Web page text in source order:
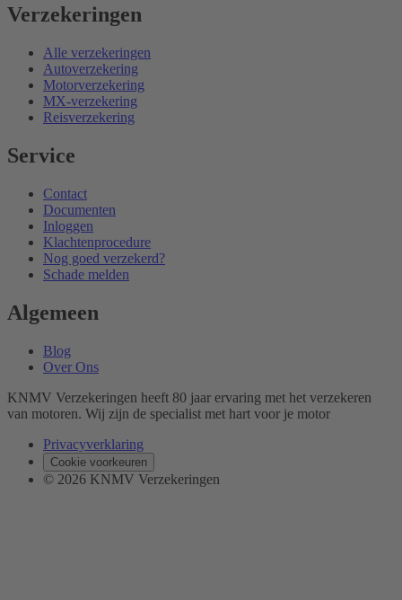
Verzekeringen
Alle verzekeringen
Autoverzekering
Motorverzekering
MX-verzekering
Reisverzekering
Service
Contact
Documenten
Inloggen
Klachtenprocedure
Nog goed verzekerd?
Schade melden
Algemeen
Blog
Over Ons
KNMV Verzekeringen heeft 80 jaar ervaring met het verzekeren
van motoren. Wij zijn de specialist met hart voor je motor
Privacyverklaring
Cookie voorkeuren
© 2026 KNMV Verzekeringen